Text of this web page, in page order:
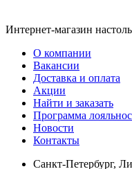
Интернет-магазин
О компании
Вакансии
Доставка и оплата
Акции
Найти и заказать
Программа
Новости
Контакты
Санкт-Петербург,